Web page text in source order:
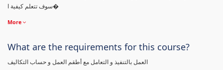
سوف تتعلم كيفية ا�
More
What are the requirements for this course?
العمل بالتنفيذ و التعامل مع أطقم العمل و حساب التكاليف